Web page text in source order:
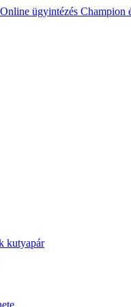
Online ügyintézés Champion
kutyapár